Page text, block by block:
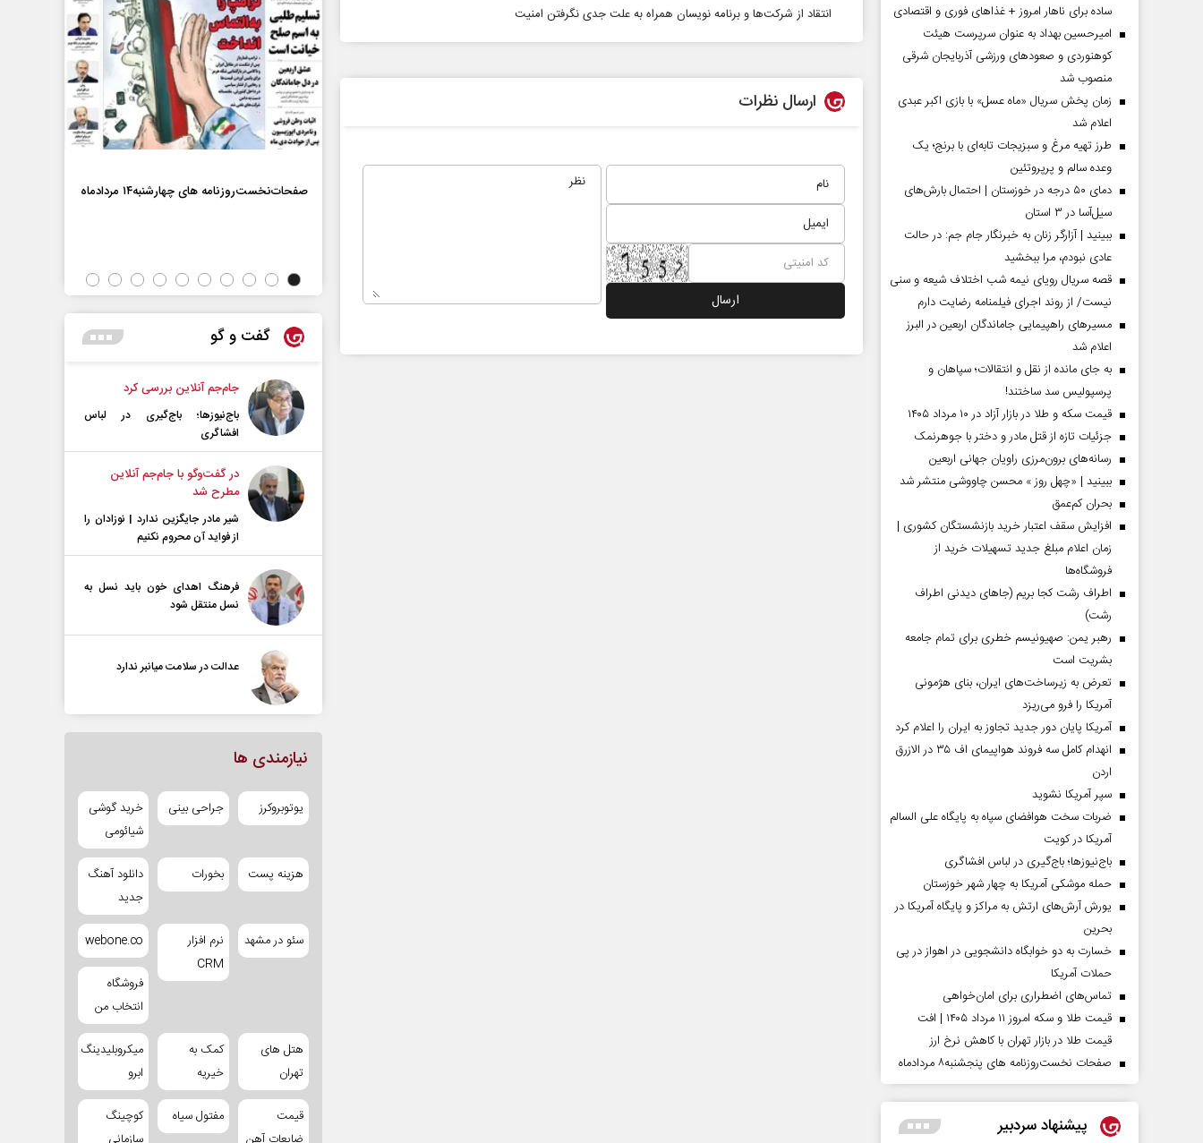
انتقاد از شرکت‌ها و برنامه نویسان همراه به علت جدی نگرفتن امنیت
ارسال نظرات
ساده برای ناهار امروز + غذاهای فوری و اقتصادی
امیرحسین بهداد به عنوان سرپرست هیئت
کوهنوردی و صعودهای ورزشی آذربایجان شرقی
منصوب شد
زمان پخش سریال «ماه عسل» با بازی اکبر عبدی
اعلام شد
طرز تهیه مرغ و سبزیجات تابه‌ای با برنج؛ یک
وعده سالم و پرپروتئین
دمای ۵۰ درجه در خوزستان | احتمال بارش‌های
سیل‌آسا در ۳ استان
ببینید | آزارگر زنان به خبرنگار جام جم: در حالت
عادی نبودم، مرا ببخشید
قصه سریال رویای نیمه شب اختلاف شیعه و سنی
نیست/ از روند اجرای فیلمنامه رضایت دارم
مسیر‌های راهپیمایی جاماندگان اربعین در البرز
اعلام شد
به جای مانده از نقل و انتقالات؛ سپاهان و
پرسپولیس سد ساختند!
قیمت سکه و طلا در بازار آزاد در ۱۰ مرداد ۱۴۰۵
جزئیات تازه از قتل مادر و دختر با جوهرنمک
رسانه‌های برون‌مرزی راویان جهانی اربعین
ببینید | «چهل روز » محسن چاووشی منتشر شد
بحران کم‌عمق
افزایش سقف اعتبار خرید بازنشستگان کشوری |
زمان اعلام مبلغ جدید تسهیلات خرید از
فروشگاه‌ها
اطراف رشت کجا بریم (جاهای دیدنی اطراف
رشت)
رهبر یمن: صهیونیسم خطری برای تمام جامعه
بشریت است
تعرض به زیرساخت‌های ایران، بنای هژمونی
آمریکا را فرو می‌ریزد
آمریکا پایان دور جدید تجاوز به ایران را اعلام کرد
انهدام کامل سه فروند هواپیمای اف ۳۵ در الازرق
اردن
سپر آمریکا نشوید
ضربات سخت هوافضای سپاه به پایگاه علی السالم
آمریکا در کویت
باج‌نیوزها؛ باج‌گیری در لباس افشاگری
حمله موشکی آمریکا به چهار شهر خوزستان
یورش آرش‌های ارتش به مراکز و پایگاه‌ آمریکا در
بحرین
خسارت به دو خوابگاه دانشجویی در اهواز در پی
حملات آمریکا
تماس‌های اضطراری برای امان‌‌خواهی
قیمت طلا و سکه امروز ۱۱ مرداد ۱۴۰۵ | افت
قیمت طلا در بازار تهران با کاهش نرخ ارز
صفحات نخست‌روزنامه ها‌ی پنجشنبه‌۸ مردادماه
پیشنهاد سردبیر
صفحات نخست روزنامه ها‌ی یکشنبه ۴ مردادماه
صفحات‌نخست‌روزنامه ها‌ی چهارشنبه‌۱۴ مردادماه
گفت و گو
جام‌جم آنلاین بررسی کرد
باج‌نیوزها؛ باج‌گیری در لباس
افشاگری
در گفت‌و‌گو با جام‌جم آنلاین
مطرح شد
شیر مادر جایگزین ندارد | نوزادان را
از فواید آن محروم نکنیم
فرهنگ اهدای خون باید نسل به
نسل منتقل شود
عدالت در سلامت میانبر ندارد
نیازمندی ها
یوتوبروکرز جراحی بینی
خرید گوشی
شیائومی
هزینه پست بخورات
دانلود آهنگ
جدید
سئو در مشهد
نرم افزار
CRM
webone.co
فروشگاه
انتخاب من
هتل های
تهران
کمک به
خیریه
میکروبلیدینگ
ابرو
قیمت
مفتول سیاه
کوچینگ